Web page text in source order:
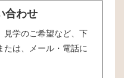
合わせ
見学のご希望など、下
は、メール・電話に